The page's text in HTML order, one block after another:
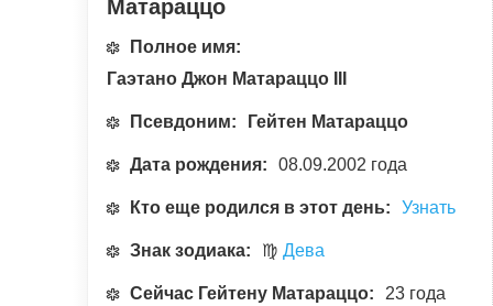
Матараццо
Полное имя:
Гаэтано Джон Матараццо III
Псевдоним: Гейтен Матараццо
Дата рождения: 08.09.2002 года
Кто еще родился в этот день: Узнать
Знак зодиака: ♍ Дева
Сейчас Гейтену Матараццо: 23 года